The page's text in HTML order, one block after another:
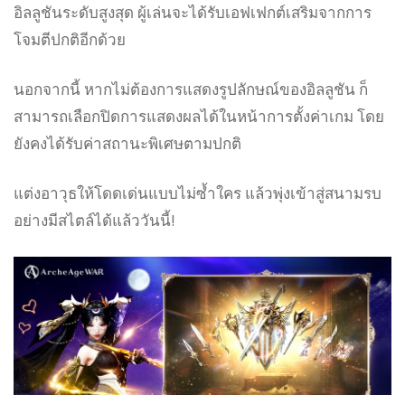
อิลลูชันระดับสูงสุด ผู้เล่นจะได้รับเอฟเฟกต์เสริมจากการ
โจมตีปกติอีกด้วย
นอกจากนี้ หากไม่ต้องการแสดงรูปลักษณ์ของอิลลูชัน ก็
สามารถเลือกปิดการแสดงผลได้ในหน้าการตั้งค่าเกม โดย
ยังคงได้รับค่าสถานะพิเศษตามปกติ
แต่งอาวุธให้โดดเด่นแบบไม่ซ้ำใคร แล้วพุ่งเข้าสู่สนามรบ
อย่างมีสไตล์ได้แล้ววันนี้!